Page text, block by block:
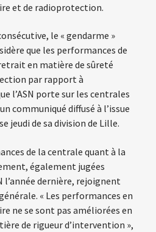
Mosquitos
80
et de radioprotection.
le « gendarme »
que les performances de
en matière de sûreté
par rapport à
l’ASN porte sur les centrales
communiqué diffusé à l’issue
jeudi de sa division de Lille.
de la centrale quant à la
également jugées
l’année dernière, rejoignent
« Les performances en
ne se sont pas améliorées en
de rigueur d’intervention »,